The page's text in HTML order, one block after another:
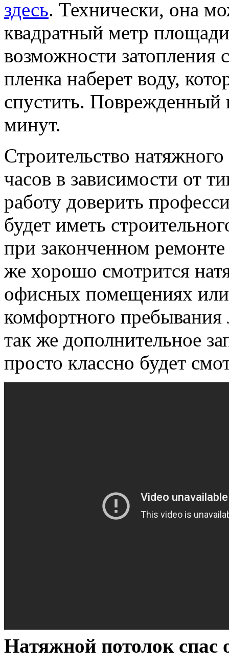
здесь. Технически, она
квадратный метр
возможности затопления
пленка наберет воду,
спустить. Поврежденный
минут.
Строительство
часов в зависимости от
работу доверить
будет иметь
при законченном
же хорошо смотрится
офисных помещениях
комфортного
так же дополнительное
просто классно будет
Натяжной потолок спас